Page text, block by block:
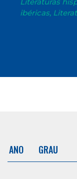
ibéricas,
ANO GRAU